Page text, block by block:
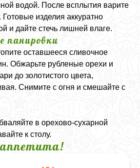
водой. После всплытия варите
изделия аккуратно
и дайте стечь лишней влаге.
панировки
оставшееся сливочное
Обжарьте рубленые орехи и
до золотистого цвета,
Снимите с огня и смешайте с
в орехово-сухарной
к столу.